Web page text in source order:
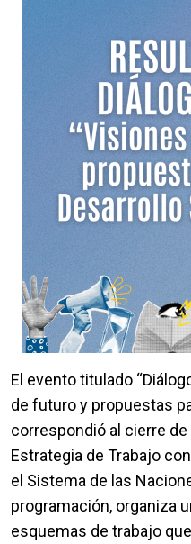
El evento titulado
de futuro y propuestas
correspondió al cierre
Estrategia de Trabajo
el Sistema de las
programación, organiza
esquemas de trabajo